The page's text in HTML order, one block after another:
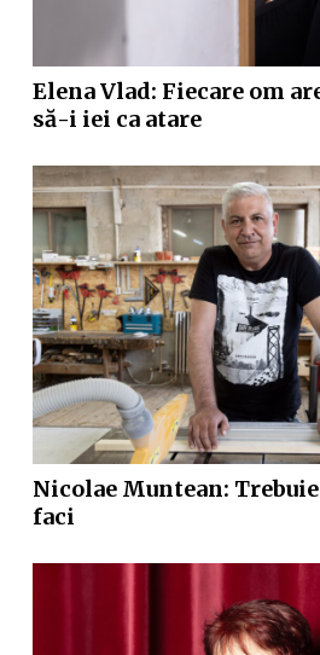
Elena Vlad: Fiecare om
să-i iei ca atare
Nicolae Muntean:
faci